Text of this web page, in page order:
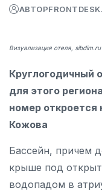
АВТОР
Визуализация отеля, sibdim.ru
Круглогодичный
для этого
номер откроется
Кожова
Бассейн, причем
крыше под
водопадом в